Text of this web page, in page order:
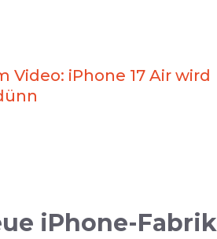
Video: iPhone 17 Air wird
iPhone-